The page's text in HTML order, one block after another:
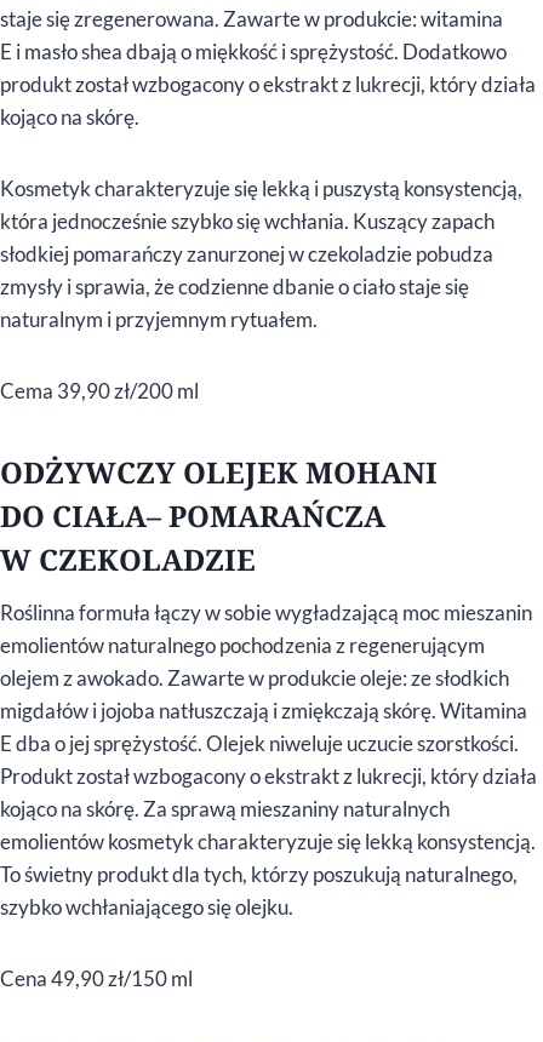
staje się zregenerowana. Zawarte w produkcie: witamina
E i masło shea dbają o miękkość i sprężystość. Dodatkowo
produkt został wzbogacony o ekstrakt z lukrecji, który działa
kojąco na skórę.
Kosmetyk charakteryzuje się lekką i puszystą konsystencją,
która jednocześnie szybko się wchłania. Kuszący zapach
słodkiej pomarańczy zanurzonej w czekoladzie pobudza
zmysły i sprawia, że codzienne dbanie o ciało staje się
naturalnym i przyjemnym rytuałem.
Cema 39,90 zł/200 ml
ODŻYWCZY OLEJEK MOHANI
DO CIAŁA– POMARAŃCZA
W CZEKOLADZIE
Roślinna formuła łączy w sobie wygładzającą moc mieszanin
emolientów naturalnego pochodzenia z regenerującym
olejem z awokado. Zawarte w produkcie oleje: ze słodkich
migdałów i jojoba natłuszczają i zmiękczają skórę. Witamina
E dba o jej sprężystość. Olejek niweluje uczucie szorstkości.
Produkt został wzbogacony o ekstrakt z lukrecji, który działa
kojąco na skórę. Za sprawą mieszaniny naturalnych
emolientów kosmetyk charakteryzuje się lekką konsystencją.
To świetny produkt dla tych, którzy poszukują naturalnego,
szybko wchłaniającego się olejku.
Cena 49,90 zł/150 ml